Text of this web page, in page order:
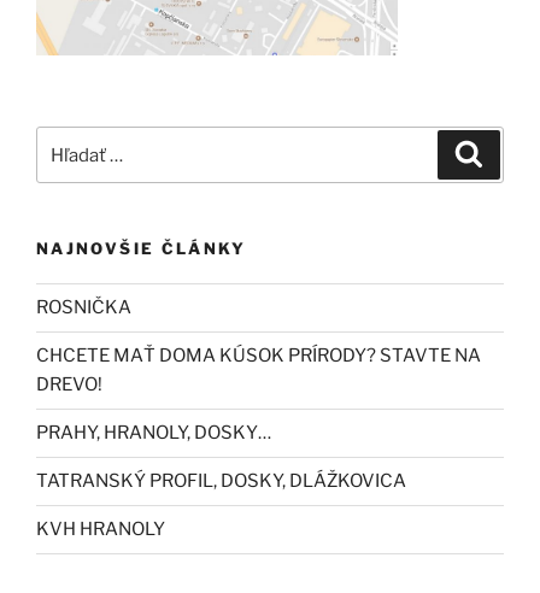
NAJNOVŠIE ČLÁNKY
ROSNIČKA
CHCETE MAŤ DOMA KÚSOK PRÍRODY? STAVTE NA
DREVO!
PRAHY, HRANOLY, DOSKY…
TATRANSKÝ PROFIL, DOSKY, DLÁŽKOVICA
KVH HRANOLY